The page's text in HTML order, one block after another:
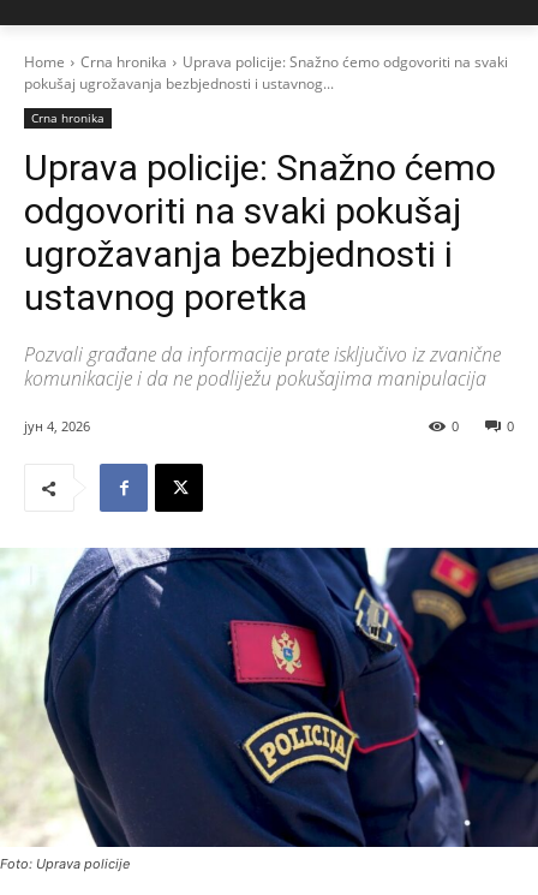
Home Crna hronika
Uprava policije: Snažno ćemo odgovoriti na svaki
pokušaj ugrožavanja bezbjednosti i ustavnog...
Crna hronika
Uprava policije: Snažno ćemo
odgovoriti na svaki pokušaj
ugrožavanja bezbjednosti i
ustavnog poretka
Pozvali građane da informacije prate isključivo iz zvanične
komunikacije i da ne podliježu pokušajima manipulacija
јун 4, 2026 0
0
Foto: Uprava policije